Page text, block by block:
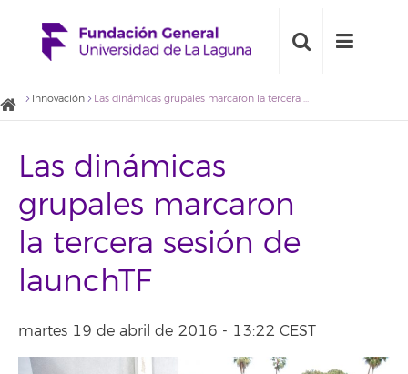
Innovación Las dinámicas grupales marcaron la tercera sesión de launchTF
Las dinámicas
grupales marcaron
la tercera sesión de
launchTF
martes 19 de abril de 2016 - 13:22 CEST